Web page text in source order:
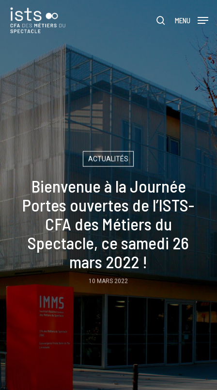
main
content
rechercher
MENU
ACTUALITÉS
Bienvenue à la Journée
Portes ouvertes de l’ISTS-
CFA des Métiers du
Spectacle, ce samedi 26
mars 2022 !
10 MARS 2022